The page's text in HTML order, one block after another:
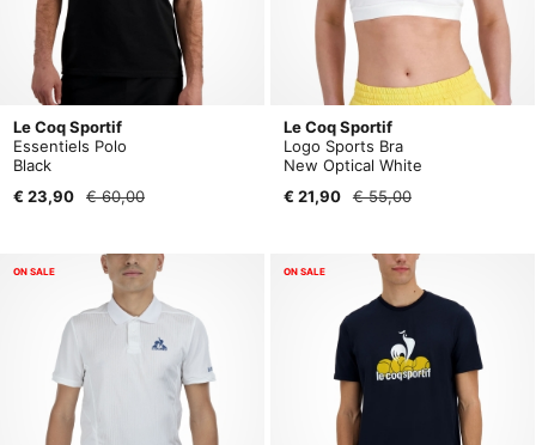
Le Coq Sportif
Essentiels Polo
Black
€ 23,90
€ 60,00
Le Coq Sportif
Logo Sports Bra
New Optical White
€ 21,90
€ 55,00
ON SALE ON SALE